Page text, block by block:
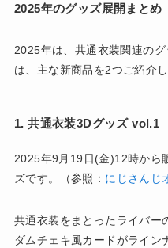
2025年のグッズ展開まとめ
2025年は、共通衣装関連の
は、主な新商品を2つご紹介し
1. 共通衣装3Dグッズ vol.1
2025年9月19日(金)12時から
ズです。（参照： にじさんじ
共通衣装をまとったライバー
ダムチェキ風カードがライン